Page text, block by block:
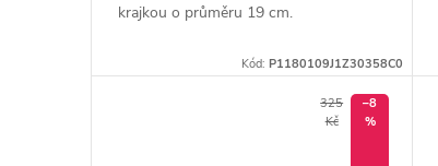
krajkou o průměru 19 cm.
Kód:P1180109J1Z30358C0
325
Kč
–8
%